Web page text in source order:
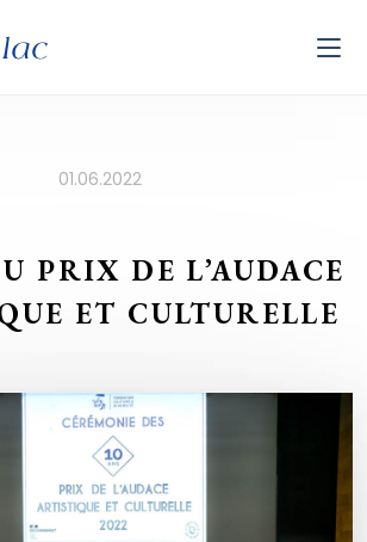
01.06.2022
PRIX DE L’AUDACE
ET CULTURELLE